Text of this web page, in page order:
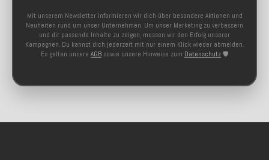
Mit unserem Newsletter informieren wir dich über besondere Aktionen und
Neuheiten rund um unser Unternehmen. Um unser Marketing zu verbessern
und dir passende Inhalte zu zeigen, messen wir den Erfolg unserer
Kampagnen. Du kannst dich jederzeit mit nur einem Klick wieder abmelden.
Es gelten unsere AGB sowie unsere Hinweise zum Datenschutz 🛡️